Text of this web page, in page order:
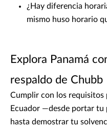
¿Hay diferencia
mismo huso horario
Explora Panamá
respaldo de Chubb
Cumplir con los requisitos
Ecuador —desde portar
hasta demostrar tu